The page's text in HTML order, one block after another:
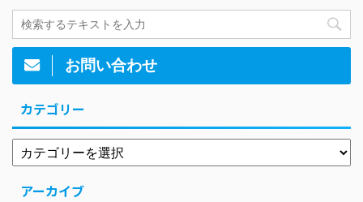
お問い合わせ
カテゴリー
アーカイブ